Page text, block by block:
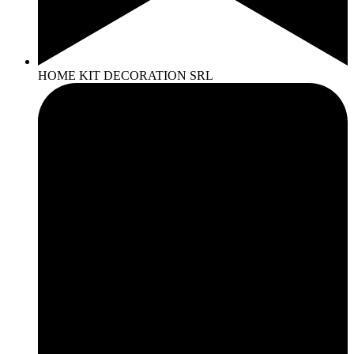
HOME KIT DECORATION SRL